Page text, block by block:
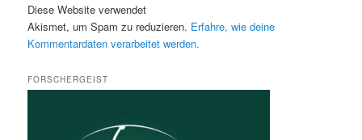
Diese Website verwendet
Akismet, um Spam zu reduzieren. Erfahre, wie deine
Kommentardaten verarbeitet werden.
FORSCHERGEIST